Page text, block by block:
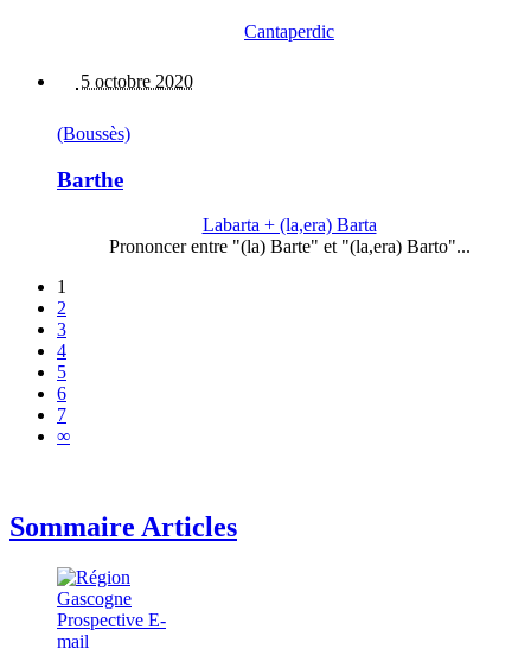
Cantaperdic
5 octobre 2020
(Boussès)
Barthe
Labarta + (la,era) Barta
Prononcer entre "(la) Barte" et "(la,era) Barto"...
1
2
3
4
5
6
7
∞
Sommaire Articles